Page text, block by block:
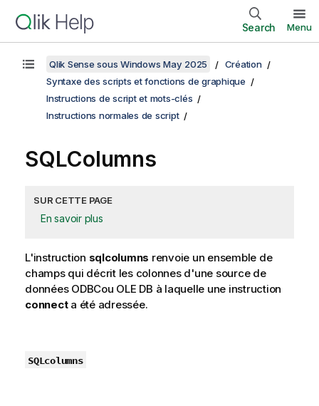
Search Menu
Qlik Sense sous Windows May 2025
Création
Syntaxe des scripts et fonctions de graphique
Instructions de script et mots-clés
Instructions normales de script
SQLColumns
SUR CETTE PAGE
En savoir plus
L'instruction sqlcolumns renvoie un ensemble de
champs qui décrit les colonnes d'une source de
données ODBCou OLE DB à laquelle une instruction
connecta été adressée.
SQLcolumns